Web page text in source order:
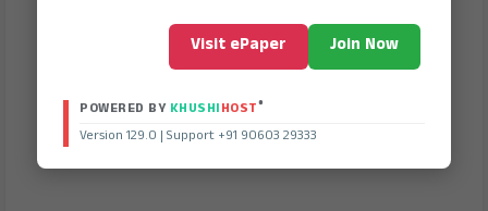
Visit ePaper Join Now
POWERED BY KHUSHIHOST®
Version 129.0 | Support +91 90603 29333